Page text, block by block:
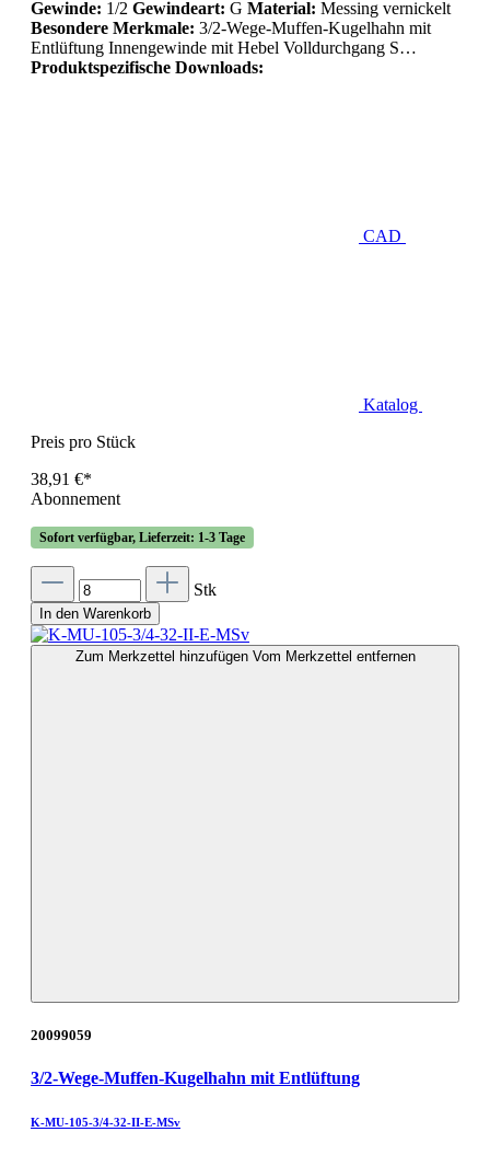
Gewinde: 1/2 Gewindeart: G Material: Messing vernickelt
Besondere Merkmale: 3/2-Wege-Muffen-Kugelhahn mit
Entlüftung Innengewinde mit Hebel Volldurchgang S…
Produktspezifische Downloads:
CAD
Katalog
Preis pro Stück
38,91 €*
Abonnement
Sofort verfügbar, Lieferzeit: 1-3 Tage
Stk
In den Warenkorb
Zum Merkzettel hinzufügen Vom Merkzettel entfernen
20099059
3/2-Wege-Muffen-Kugelhahn mit Entlüftung
K-MU-105-3/4-32-II-E-MSv